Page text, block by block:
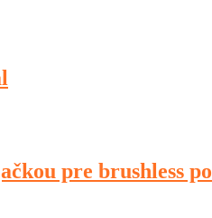
pre brushless